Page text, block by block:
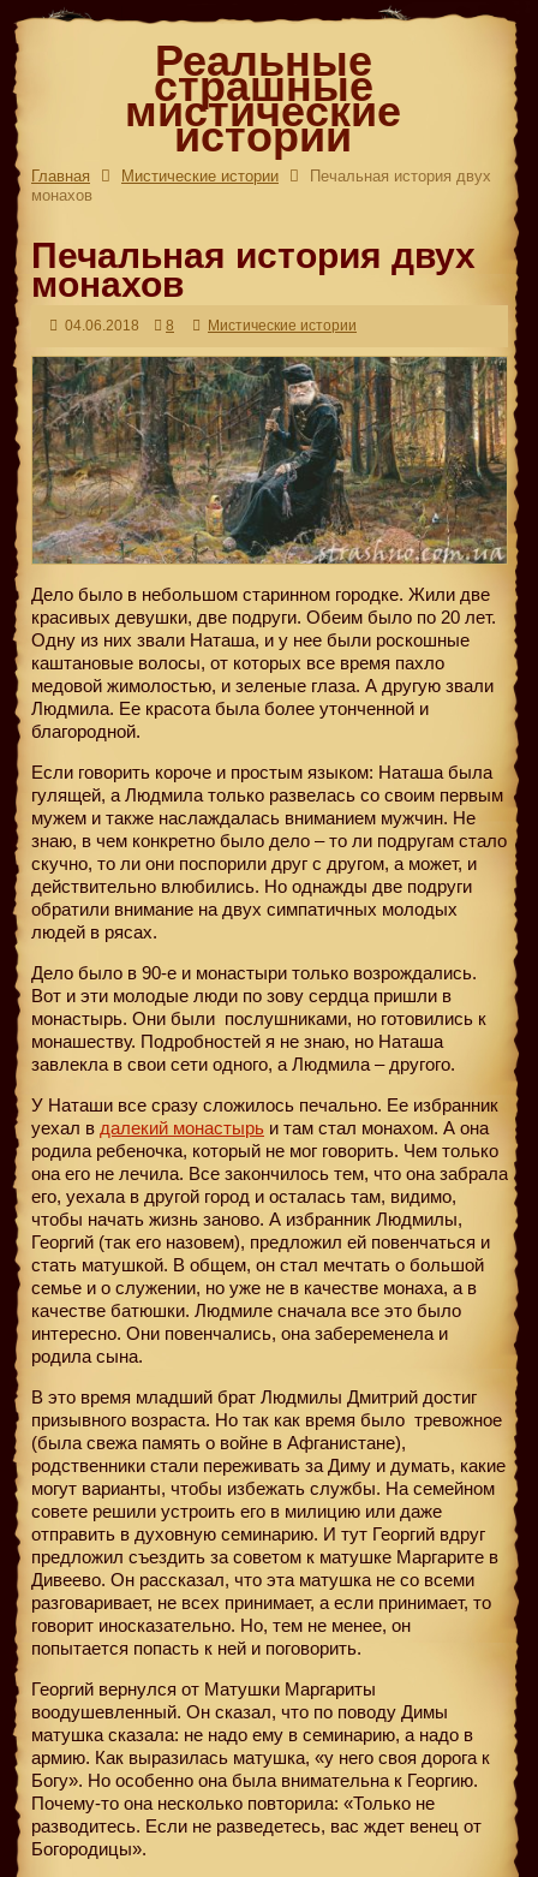
Реальные
страшные
мистические
истории
Главная Мистические истории
Печальная история двух
монахов
Печальная история двух
монахов
04.06.2018 8 Мистические истории
Дело было в небольшом старинном городке. Жили две
красивых девушки, две подруги. Обеим было по 20 лет.
Одну из них звали Наташа, и у нее были роскошные
каштановые волосы, от которых все время пахло
медовой жимолостью, и зеленые глаза. А другую звали
Людмила. Ее красота была более утонченной и
благородной.
Если говорить короче и простым языком: Наташа была
гулящей, а Людмила только развелась со своим первым
мужем и также наслаждалась вниманием мужчин. Не
знаю, в чем конкретно было дело – то ли подругам стало
скучно, то ли они поспорили друг с другом, а может, и
действительно влюбились. Но однажды две подруги
обратили внимание на двух симпатичных молодых
людей в рясах.
Дело было в 90-е и монастыри только возрождались.
Вот и эти молодые люди по зову сердца пришли в
монастырь. Они были послушниками, но готовились к
монашеству. Подробностей я не знаю, но Наташа
завлекла в свои сети одного, а Людмила – другого.
У Наташи все сразу сложилось печально. Ее избранник
уехал в далекий монастырь и там стал монахом. А она
родила ребеночка, который не мог говорить. Чем только
она его не лечила. Все закончилось тем, что она забрала
его, уехала в другой город и осталась там, видимо,
чтобы начать жизнь заново. А избранник Людмилы,
Георгий (так его назовем), предложил ей повенчаться и
стать матушкой. В общем, он стал мечтать о большой
семье и о служении, но уже не в качестве монаха, а в
качестве батюшки. Людмиле сначала все это было
интересно. Они повенчались, она забеременела и
родила сына.
В это время младший брат Людмилы Дмитрий достиг
призывного возраста. Но так как время было тревожное
(была свежа память о войне в Афганистане),
родственники стали переживать за Диму и думать, какие
могут варианты, чтобы избежать службы. На семейном
совете решили устроить его в милицию или даже
отправить в духовную семинарию. И тут Георгий вдруг
предложил съездить за советом к матушке Маргарите в
Дивеево. Он рассказал, что эта матушка не со всеми
разговаривает, не всех принимает, а если принимает, то
говорит иносказательно. Но, тем не менее, он
попытается попасть к ней и поговорить.
Георгий вернулся от Матушки Маргариты
воодушевленный. Он сказал, что по поводу Димы
матушка сказала: не надо ему в семинарию, а надо в
армию. Как выразилась матушка, «у него своя дорога к
Богу». Но особенно она была внимательна к Георгию.
Почему-то она несколько повторила: «Только не
разводитесь. Если не разведетесь, вас ждет венец от
Богородицы».